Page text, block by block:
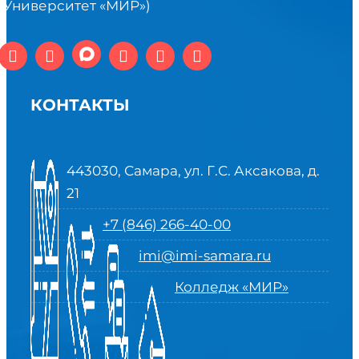
«МИР»)
КОНТАКТЫ
443030, Самара, ул. Г.С. Аксакова, д.
21
+7 (846) 266-40-00
imi@imi-samara.ru
Колледж «МИР»